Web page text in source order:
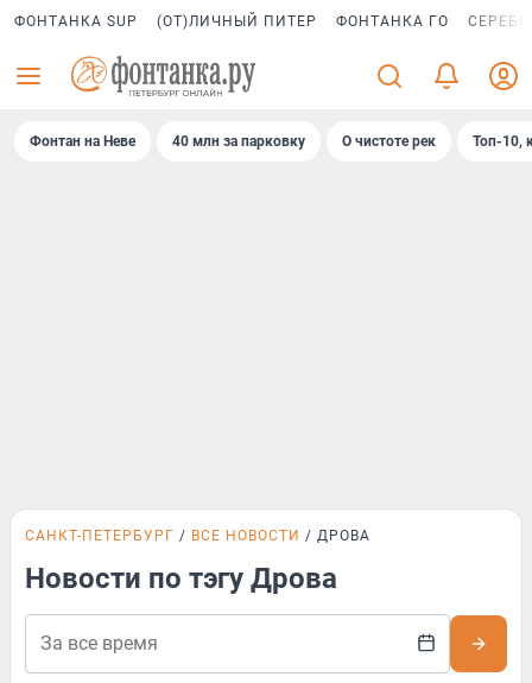
ФОНТАНКА SUP (ОТ)ЛИЧНЫЙ ПИТЕР ФОНТАНКА ГО
Фонтан на Неве 40 млн за парковку О чистоте рек Топ-10,
САНКТ-ПЕТЕРБУРГ ВСЕ НОВОСТИ ДРОВА
Новости по тэгу Дрова